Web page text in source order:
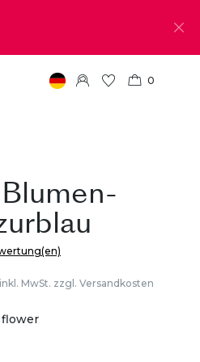
0
inkl. MwSt. zzgl. Versandkosten